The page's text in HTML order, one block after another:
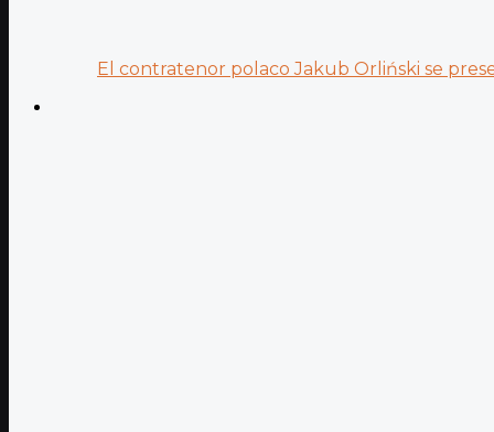
El contratenor polaco Jakub Orliński se